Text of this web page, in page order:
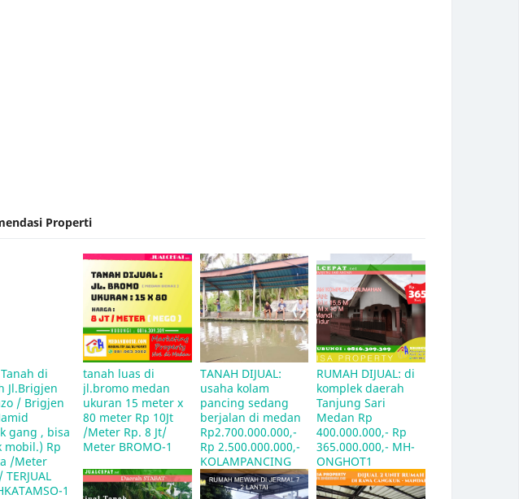
Properti
di
Jl.Brigjen
/ Brigjen
gang , bisa
mobil.) Rp
/Meter
TERJUAL
1
tanah luas di
jl.bromo medan
ukuran 15 meter x
80 meter Rp 10Jt
/Meter Rp. 8 Jt/
Meter BROMO-1
TANAH DIJUAL:
usaha kolam
pancing sedang
berjalan di medan
Rp2.700.000.000,-
Rp 2.500.000.000,-
KOLAMPANCING
RUMAH DIJUAL: di
komplek daerah
Tanjung Sari
Medan Rp
400.000.000,- Rp
365.000.000,- MH-
ONGHOT1